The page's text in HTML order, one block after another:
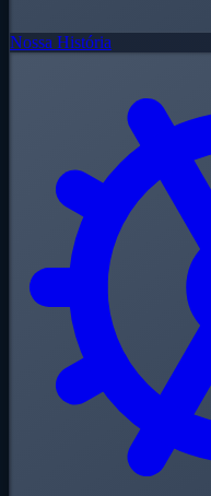
Nossa História